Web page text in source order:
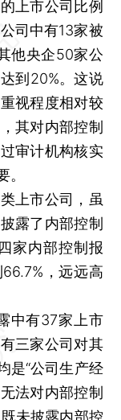
上市公司比例
司中有13家被
他央企50家公
到20%。这说
视程度相对较
其对内部控制
审计机构核实
上市公司，虽
露了内部控制
家内部控制报
，远远高
有37家上市
三家公司对其
是“公司生产经
法对内部控制
未披露内部控